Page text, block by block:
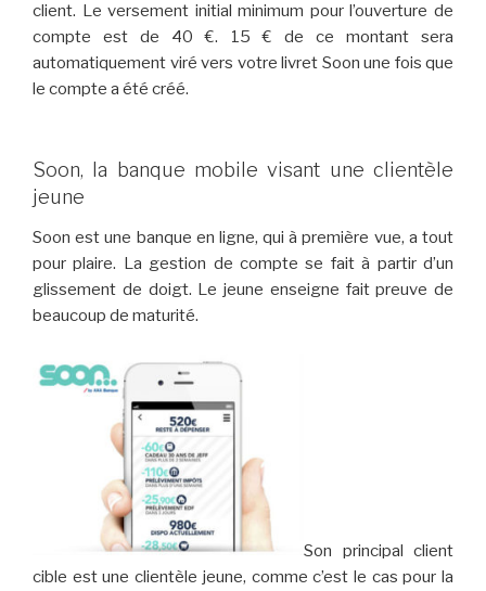
client. Le versement initial minimum pour l’ouverture de
compte est de 40 €. 15 € de ce montant sera
automatiquement viré vers votre livret Soon une fois que
le compte a été créé.
Soon, la banque mobile visant une clientèle
jeune
Soon est une banque en ligne, qui à première vue, a tout
pour plaire. La gestion de compte se fait à partir d’un
glissement de doigt. Le jeune enseigne fait preuve de
beaucoup de maturité.
Son principal client
cible est une clientèle jeune, comme c’est le cas pour la